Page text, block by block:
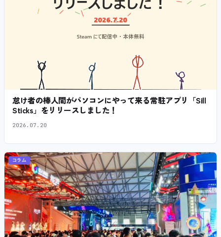
怠け者の棒人間がパソコンにやって来る常駐アプリ「Sill
Sticks」をリリースしました！
2026.07.20
コラム